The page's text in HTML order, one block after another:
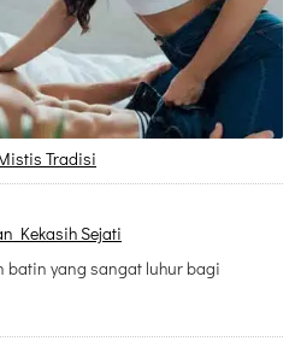
Tradisi
Kekasih Sejati
batin yang sangat luhur bagi